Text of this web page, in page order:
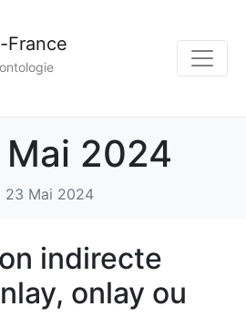
France
2024
23 Mai 2024
indirecte
onlay ou